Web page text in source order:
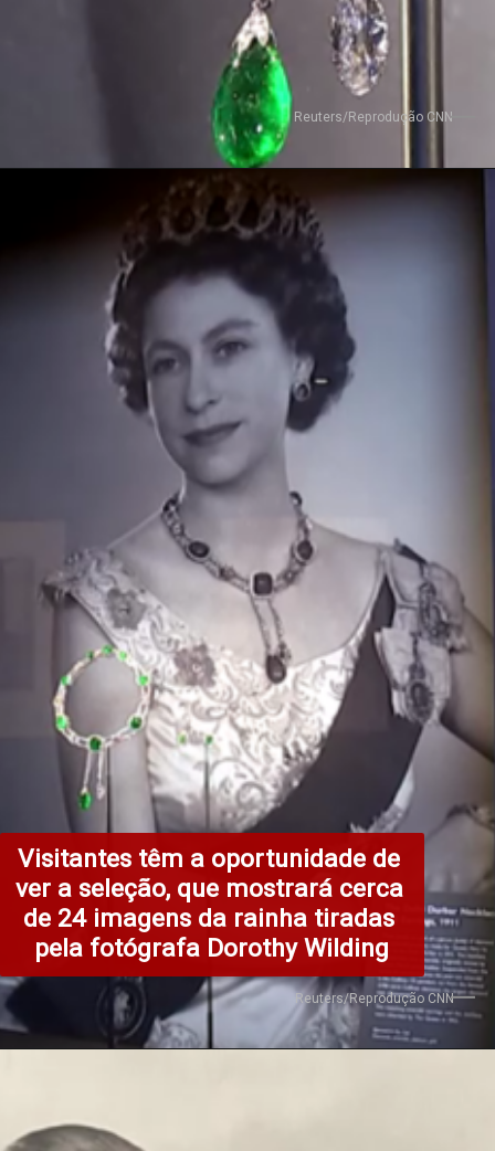
Reuters/Reprodução CNN
Visitantes têm a oportunidade de
ver a seleção, que mostrará cerca
de 24 imagens da rainha tiradas
pela fotógrafa Dorothy Wilding
Reuters/Reprodução CNN